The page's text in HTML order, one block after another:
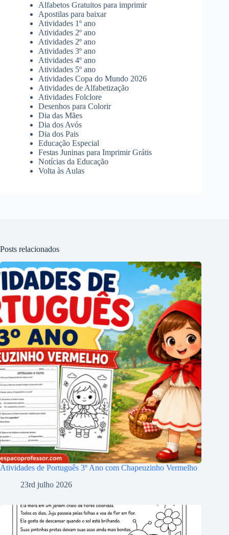
Alfabetos Gratuitos para imprimir
Apostilas para baixar
Atividades 1º ano
Atividades 2º ano
Atividades 2º ano
Atividades 3º ano
Atividades 4º ano
Atividades 5º ano
Atividades Copa do Mundo 2026
Atividades de Alfabetização
Atividades Folclore
Desenhos para Colorir
Dia das Mães
Dia dos Avós
Dia dos Pais
Educação Especial
Festas Juninas para Imprimir Grátis
Notícias da Educação
Volta às Aulas
Posts relacionados
Atividades de Português 3º Ano com Chapeuzinho Vermelho
23rd julho 2026